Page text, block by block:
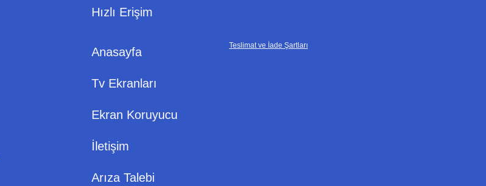
Hızlı Erişim
Anasayfa
Tv Ekranları
Ekran Koruyucu
İletişim
Arıza Talebi
Teslimat ve İade Şartları